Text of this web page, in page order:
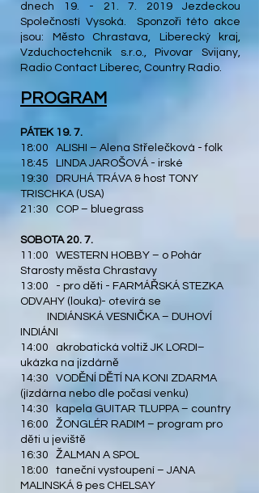
dnech
19. - 21. 7. 2019 Jezdeckou
Společností Vysoká. Sponzoři této akce
jsou: Město Chrastava, Liberecký kraj,
Vzduchoctehcnik s.r.o., Pivovar Svijany,
Radio Contact Liberec, Country Radio.
PROGRAM
PÁTEK 19. 7.
18:00 ALISHI – Alena Střelečková - folk
18:45 LINDA JAROŠOVÁ - irské
19:30 DRUHÁ TRÁVA & host TONY
TRISCHKA (USA)
21:30 COP – bluegrass
SOBOTA 20. 7.
11:00 WESTERN HOBBY – o Pohár
Starosty města Chrastavy
13:00 - pro děti - FARMÁŘSKÁ STEZKA
ODVAHY (louka)- otevírá se
INDIÁNSKÁ VESNIČKA – DUHOVÍ
INDIÁNI
14:00 akrobatická voltiž JK LORDI–
ukázka na jízdárně
14:30 VODĚNÍ DĚTÍ NA KONI ZDARMA
(jízdárna nebo dle počasí venku)
14:30 kapela GUITAR TLUPPA – country
16:00 ŽONGLÉR RADIM – program pro
děti u jeviště
16:30 ŽALMAN A SPOL
18:00 taneční vystoupení – JANA
MALINSKÁ & pes CHELSAY